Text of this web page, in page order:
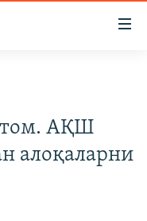
АҚШ
алоқаларни